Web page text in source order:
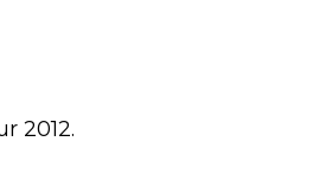
2012.